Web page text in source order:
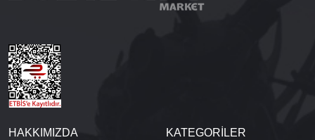
HAKKIMIZDA KATEGORİLER